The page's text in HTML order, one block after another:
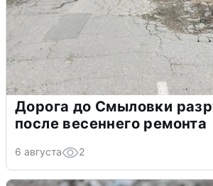
Дорога до Смыловки
после весеннего ремонта
6 августа 2